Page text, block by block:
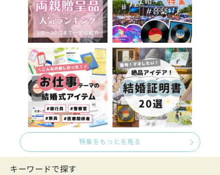
特集をもっとを見る
キーワードで探す